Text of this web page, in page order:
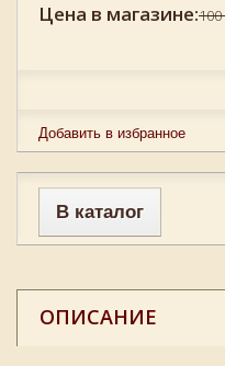
Цена в магазине:
Добавить в избранное
В каталог
ОПИСАНИЕ